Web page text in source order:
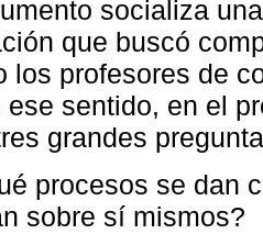
socializa
que buscó
los profesores de
ese sentido, en el
grandes
procesos se dan
sobre sí mismos?